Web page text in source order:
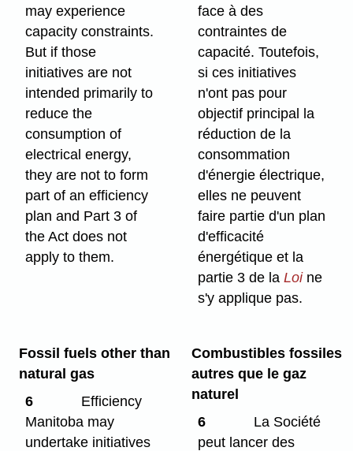
may experience
capacity constraints.
But if those
initiatives are not
intended primarily to
reduce the
consumption of
electrical energy,
they are not to form
part of an efficiency
plan and Part 3 of
the Act does not
apply to them.
face à des
contraintes de
capacité. Toutefois,
si ces initiatives
n'ont pas pour
objectif principal la
réduction de la
consommation
d'énergie électrique,
elles ne peuvent
faire partie d'un plan
d'efficacité
énergétique et la
partie 3 de laLoine
s'y applique pas.
Fossil fuels other than
natural gas
6
Efficiency
Manitoba may
undertake initiatives
Combustibles fossiles
autres que le gaz
naturel
6
La Société
peut lancer des